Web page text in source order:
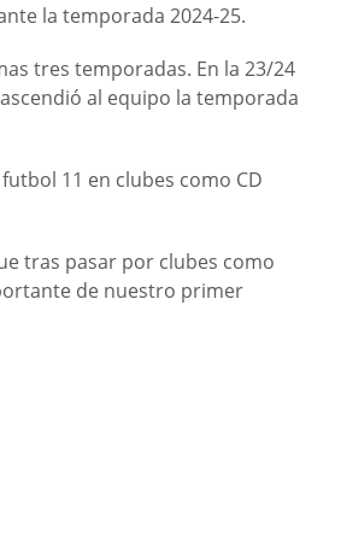
la temporada 2024-25.
tres temporadas. En la 23/24
al equipo la temporada
11 en clubes como CD
tras pasar por clubes como
de nuestro primer